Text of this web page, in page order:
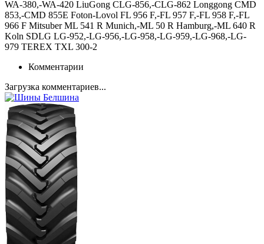
WA-380,-WA-420 LiuGong CLG-856,-CLG-862 Longgong CMD
853,-CMD 855E Foton-Lovol FL 956 F,-FL 957 F,-FL 958 F,-FL
966 F Mitsuber ML 541 R Munich,-ML 50 R Hamburg,-ML 640 R
Koln SDLG LG-952,-LG-956,-LG-958,-LG-959,-LG-968,-LG-
979 TEREX TXL 300-2
Комментарии
Загрузка комментариев...